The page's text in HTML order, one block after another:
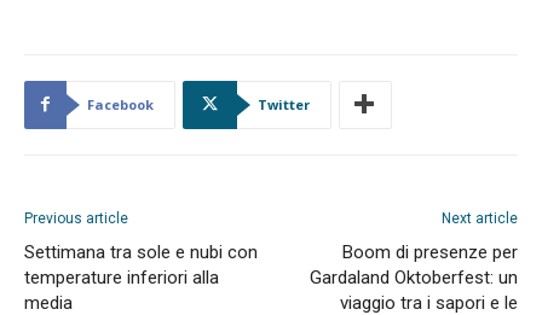
Facebook Twitter
Previous article
Settimana tra sole e nubi con
temperature inferiori alla
media
Next article
Boom di presenze per
Gardaland Oktoberfest: un
viaggio tra i sapori e le